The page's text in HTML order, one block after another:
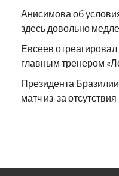
Анисимова об
здесь довольно
Евсеев
главным тренером
Президента
матч из-за